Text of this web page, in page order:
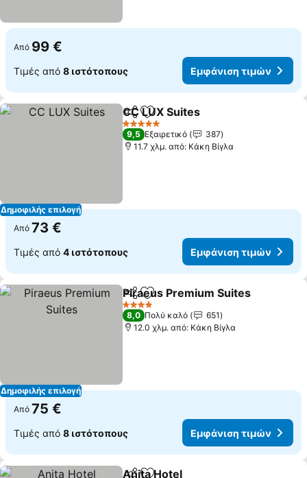
Από 99 €
Τιμές από 8 ιστότοπους Εμφάνιση τιμών
Δημοφιλής επιλογή
Κοινοποίηση
Προσθήκη στα αγαπημένα
CC LUX Suites
5 Αστέρια
9,5 Εξαιρετικό
387
11.7 χλμ. από: Κάκη Βίγλα
Από 73 €
Τιμές από 4 ιστότοπους Εμφάνιση τιμών
Δημοφιλής επιλογή
Κοινοποίηση
Προσθήκη στα αγαπημένα
Piraeus Premium Suites
4 Αστέρια
8,0 Πολύ καλό
651
12.0 χλμ. από: Κάκη Βίγλα
Από 75 €
Τιμές από 8 ιστότοπους Εμφάνιση τιμών
Anita Hotel